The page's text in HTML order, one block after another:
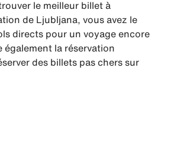
le meilleur billet à
de Ljubljana, vous avez le
directs pour un voyage encore
également la réservation
des billets pas chers sur